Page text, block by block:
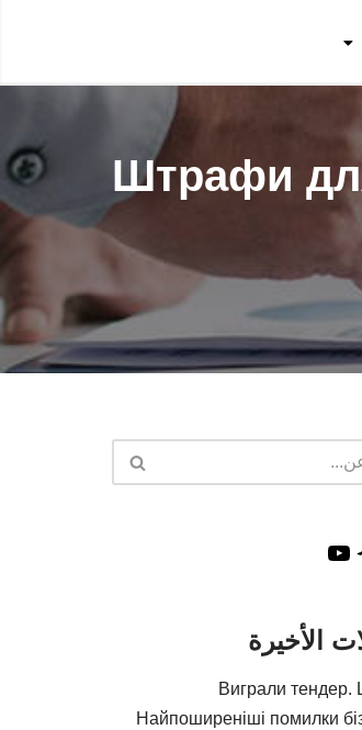
Штрафи
الأخيرة
Виграли тендер.
Найпоширеніші помилки